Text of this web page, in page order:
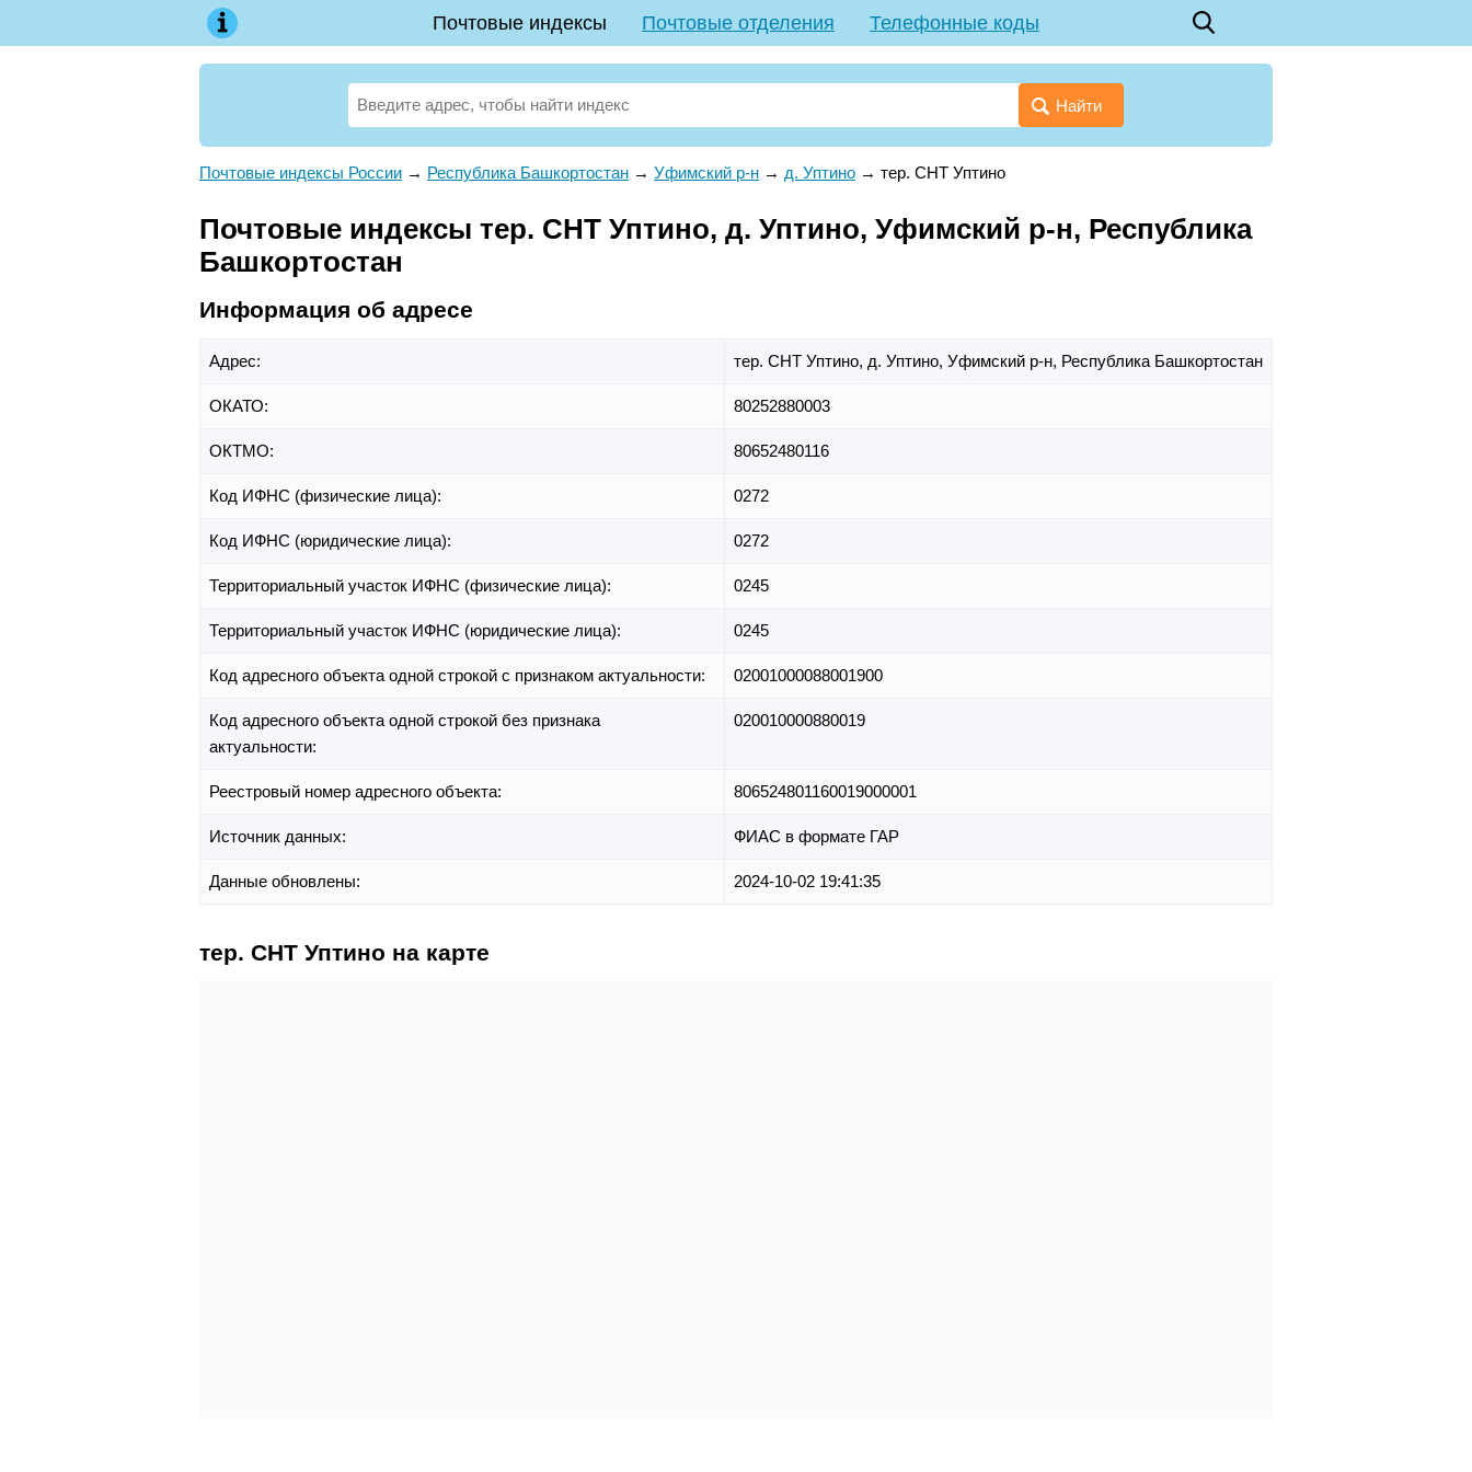
Почтовые индексы Почтовые отделения Телефонные коды
Найти
Почтовые индексы России → Республика Башкортостан → Уфимский р-н → д. Уптино → тер. СНТ Уптино
Почтовые индексы тер. СНТ Уптино, д. Уптино, Уфимский р-н, Республика
Башкортостан
Информация об адресе
Адрес: тер. СНТ Уптино, д. Уптино, Уфимский р-н, Республика Башкортостан
ОКАТО: 80252880003
ОКТМО: 80652480116
Код ИФНС (физические лица): 0272
Код ИФНС (юридические лица): 0272
Территориальный участок ИФНС (физические лица): 0245
Территориальный участок ИФНС (юридические лица): 0245
Код адресного объекта одной строкой с признаком актуальности: 02001000088001900
Код адресного объекта одной строкой без признака
актуальности:
020010000880019
Реестровый номер адресного объекта: 806524801160019000001
Источник данных: ФИАС в формате ГАР
Данные обновлены: 2024-10-02 19:41:35
тер. СНТ Уптино на карте